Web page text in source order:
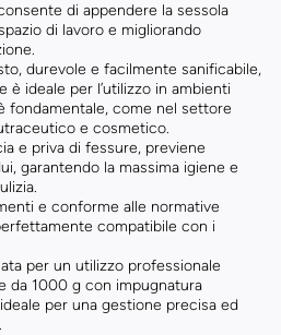
di appendere la sessola
di lavoro e migliorando
durevole e facilmente sanificabile,
è ideale per l’utilizzo in ambienti
fondamentale, come nel settore
e cosmetico.
e priva di fessure, previene
garantendo la massima igiene e
e conforme alle normative
compatibile con i
per un utilizzo professionale
da 1000 g con impugnatura
per una gestione precisa ed